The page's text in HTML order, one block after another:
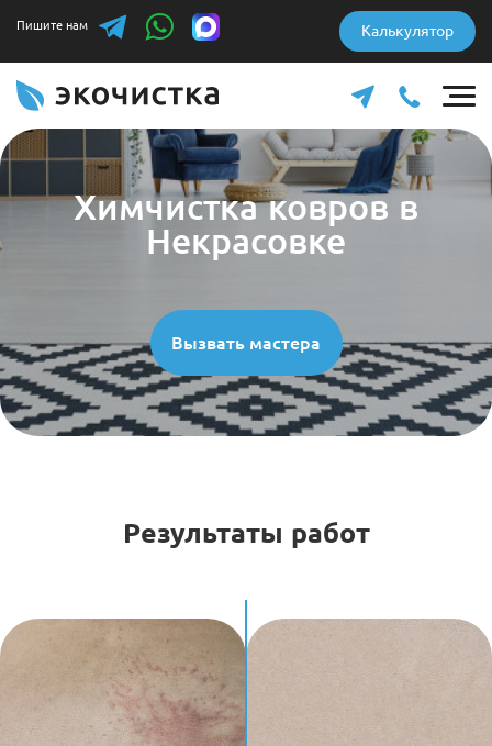
Пишите нам Калькулятор
Химчистка ковров в
Некрасовке
Вызвать мастера
Результаты работ